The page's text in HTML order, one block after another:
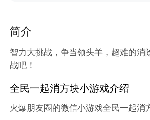
简介
智力大挑战，争当领头羊，超难的消
战吧！
全民一起消方块小游戏介绍
火爆朋友圈的微信小游戏全民一起消